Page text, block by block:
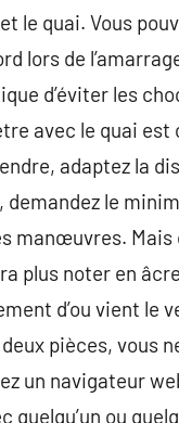
le quai. Vous
lors de
d’éviter les
avec le quai
adaptez la
le
manœuvres.
plus noter en
d’ou vient le
deux pièces,
un navigateur
quelqu’un ou